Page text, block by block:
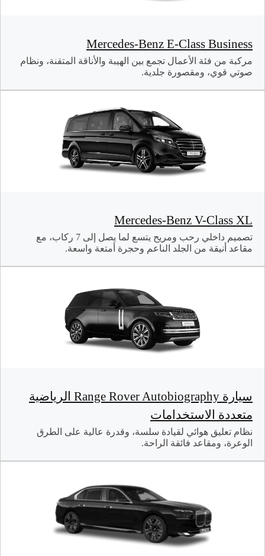
Mercedes-Benz E-Class Business
مركبة من فئة الأعمال تجمع بين الهيبة والأناقة المتقنة، ونظام
صوتي قوي، ومقصورة جلدية.
Mercedes-Benz V-Class XL
تصميم داخلي رحب ومريح يتسع لما يصل إلى 7 ركاب، مع
مقاعد أنيقة من الجلد الناعم وحجرة أمتعة واسعة.
سيارة Range Rover Autobiography الرياضية
متعددة الاستخدامات
نظام تعليق هوائي لقيادة سلسة، وقدرة عالية على الطرق
الوعرة، ومقاعد فائقة الراحة.